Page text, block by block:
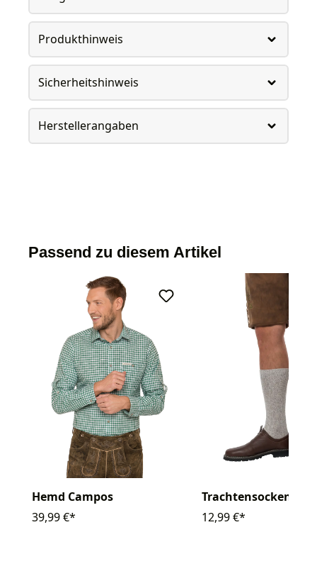
Produkthinweis
Sicherheitshinweis
Herstellerangaben
Passend zu diesem Artikel
Hemd Campos
39,99 €*
Trachtensocken
12,99 €*